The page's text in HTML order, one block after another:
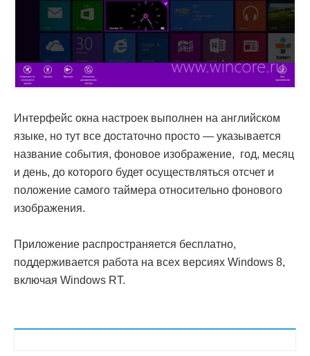
Интерфейс окна настроек выполнен на английском
языке, но тут все достаточно просто — указывается
название события, фоновое изображение, год, месяц
и день, до которого будет осуществляться отсчет и
положение самого таймера относительно фонового
изображения.
Приложение распространяется бесплатно,
поддерживается работа на всех версиях Windows 8,
включая Windows RT.